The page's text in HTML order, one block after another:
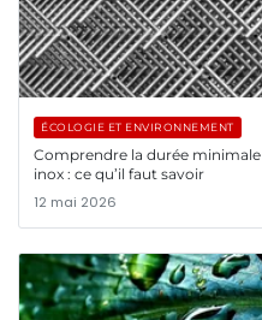
ÉCOLOGIE ET ENVIRONNEMENT
Comprendre la durée
inox : ce qu’il faut savoir
12 mai 2026